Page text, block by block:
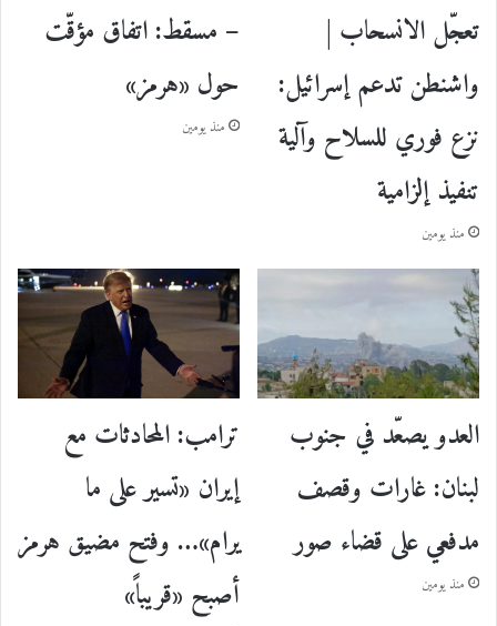
تعجّل الانسحاب |
واشنطن تدعم إسرائيل:
نزع فوري للسلاح وآلية
تنفيذ إلزامية
منذ يومين
– مسقط: اتفاق مؤقّت
حول «هرمز»
منذ يومين
العدو يصعّد في جنوب
لبنان: غارات وقصف
مدفعي على قضاء صور
منذ يومين
ترامب: المحادثات مع
إيران «تسير على ما
يرام»… وفتح مضيق هرمز
أصبح «قريباً»